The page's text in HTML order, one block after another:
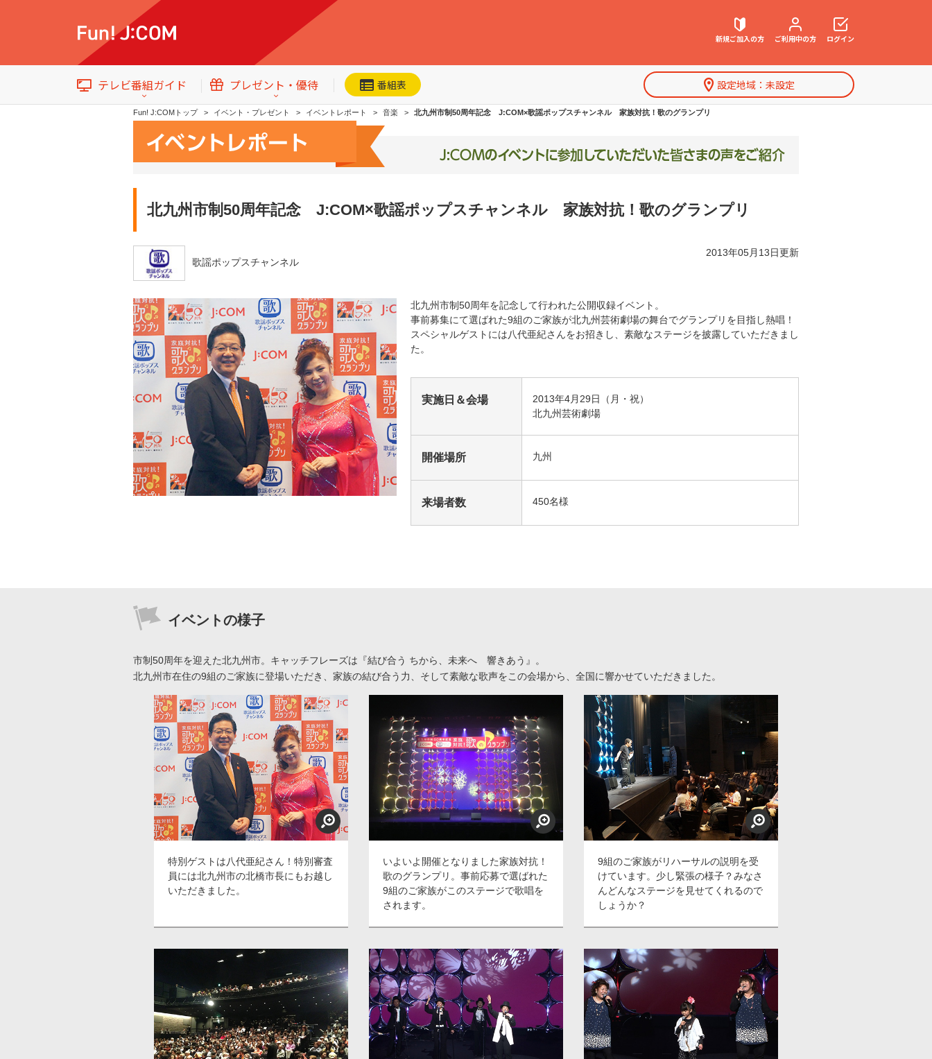
新規ご加入の方 ご利用中の方
契約内容確認・変更
お困りごと解決・よくあるご質問
ログイン
テレビ番組ガイド プレゼント・優待 番組表 設定地域： 未設定
テレビ番組情報トップ 今日・明日のおすすめ ネット動画 特集一覧
番組ジャンル
洋画 邦画 海外ドラマ 国内ドラマ アジアドラマ
スポーツ
アニメ・キッズ
音楽 エンタメ・バラエティ ドキュメンタリー・ホビー アダルト
J:COM放送の地域チャンネル
Fun! J:COMトップ イベント・プレゼント イベントレポート 音楽 北九州市制50周年記念 J:COM×歌謡ポップスチャンネル 家族対抗！歌のグランプリ
北九州市制50周年記念 J:COM×歌謡ポップスチャンネル 家族対抗！歌のグランプリ
2013年05月13日更新
歌謡ポップスチャンネル
北九州市制50周年を記念して行われた公開収録イベント。
事前募集にて選ばれた9組のご家族が北九州芸術劇場の舞台でグランプリを目指し熱唱！
スペシャルゲストには八代亜紀さんをお招きし、素敵なステージを披露していただきまし
た。
実施日＆会場
2013年4月29日（月・祝）
北九州芸術劇場
開催場所 九州
来場者数 450名様
イベントの様子
市制50周年を迎えた北九州市。キャッチフレーズは『結び合う ちから、未来へ 響きあう』。
北九州市在住の9組のご家族に登場いただき、家族の結び合う力、そして素敵な歌声をこの会場から、全国に響かせていただきました。
特別ゲストは八代亜紀さん！特別審査
員には北九州市の北橋市長にもお越し
いただきました。
いよいよ開催となりました家族対抗！
歌のグランプリ。事前応募で選ばれた
9組のご家族がこのステージで歌唱を
されます。
9組のご家族がリハーサルの説明を受
けています。少し緊張の様子？みなさ
んどんなステージを見せてくれるので
しょうか？